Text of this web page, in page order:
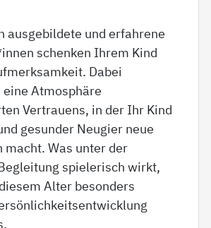
ausgebildete und erfahrene
schenken Ihrem Kind
Dabei
Atmosphäre
Vertrauens, in der Ihr Kind
gesunder Neugier neue
macht. Was unter der
spielerisch wirkt,
Alter besonders